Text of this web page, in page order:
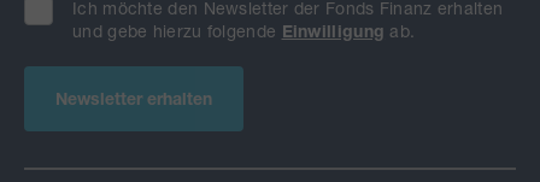
Ich möchte den Newsletter der Fonds Finanz erhalten
und gebe hierzu folgende Einwilligung ab.
Newsletter erhalten